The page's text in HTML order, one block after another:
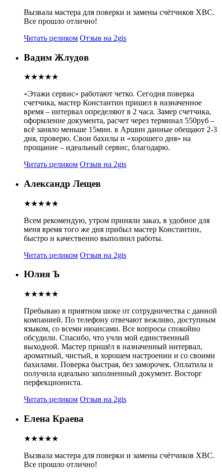
Вызвала мастера для поверки и замены счётчиков ХВС.
Все прошло отлично!
Читать целиком Отзыв на 2gis
Вадим Жлудов
★★★★★
«Этажи сервис» работают четко. Сегодня поверка
счетчика, мастер Константин пришел в назначенное
время – интервал определяют в 2 часа. Замер счетчика,
оформление документа, расчет через терминал 550руб –
всё заняло меньше 15мин. в Аршин данные обещают 2-3
дня, проверю. Свои бахилы и «хорошего дня» на
прощание – идеальный сервис, благодарю.
Читать целиком Отзыв на 2gis
Александр Лещев
★★★★★
Всем рекомендую, утром приняли заказ, в удобное для
меня время того же дня прибыл мастер Константин,
быстро и качественно выполнил работы.
Читать целиком Отзыв на 2gis
Юлия Ъ
★★★★★
Пребываю в приятном шоке от сотрудничества с данной
компанией. По телефону отвечают вежливо, доступным
языком, со всеми нюансами. Все вопросы спокойно
обсудили. Спасибо, что учли мой единственный
выходной. Мастер пришёл в назначенный интервал,
ароматный, чистый, в хорошем настроении и со своими
бахилами. Поверка быстрая, без заморочек. Оплатила и
получила идеально заполненный документ. Восторг
перфекциониста.
Читать целиком Отзыв на 2gis
Елена Краева
★★★★★
Вызвала мастера для поверки и замены счётчиков ХВС.
Все прошло отлично!